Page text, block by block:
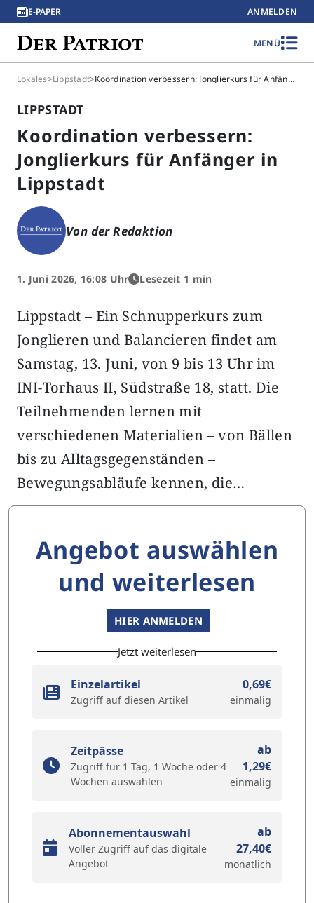
E-PAPER ANMELDEN
MENÜ
Lokales>Lippstadt> Koordination verbessern: Jonglierkurs für Anfänger in Lippstadt
LIPPSTADT
Koordination verbessern:
Jonglierkurs für Anfänger in
Lippstadt
Von der Redaktion
1. Juni 2026, 16:08 Uhr Lesezeit 1 min
Lippstadt – Ein Schnupperkurs zum
Jonglieren und Balancieren findet am
Samstag, 13. Juni, von 9 bis 13 Uhr im
INI-Torhaus II, Südstraße 18, statt. Die
Teilnehmenden lernen mit
verschiedenen Materialien – von Bällen
bis zu Alltagsgegenständen –
Bewegungsabläufe kennen, die…
Angebot auswählen
und weiterlesen
HIER ANMELDEN
Jetzt weiterlesen
Einzelartikel
Zugriff auf diesen Artikel
0,69€
einmalig
Zeitpässe
Zugriff für 1 Tag, 1 Woche oder 4
Wochen auswählen
ab
1,29€
einmalig
Abonnementauswahl
Voller Zugriff auf das digitale
Angebot
ab
27,40€
monatlich